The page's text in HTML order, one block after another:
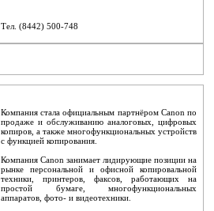
Тел. (8442) 500-748
Компания стала официальным партнёром Canon по
продаже и обслуживанию аналоговых, цифровых
копиров, а также многофункциональных устройств
с функцией копирования.
Компания Canon занимает лидирующие позиции на
рынке персональной и офисной копировальной
техники, принтеров, факсов, работающих на
простой бумаге, многофункциональных
аппаратов, фото- и видеотехники.